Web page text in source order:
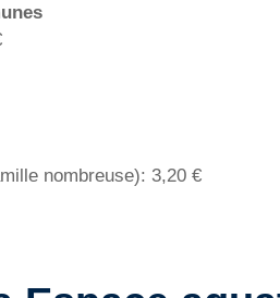
nombreuse): 3,20 €